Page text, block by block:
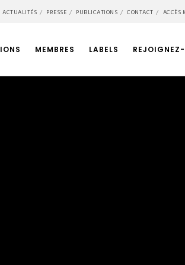
ACTUALITÉS PRESSE PUBLICATIONS CONTACT ACCÈS
MEMBRES LABELS